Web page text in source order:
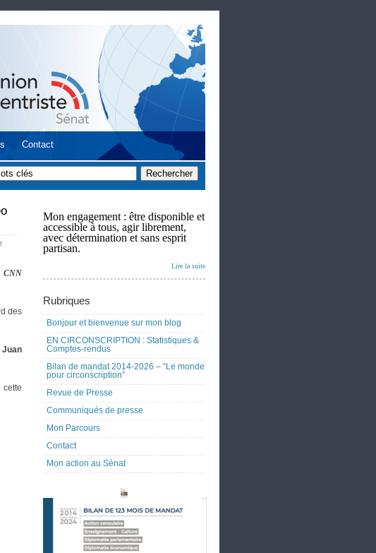
Contact
CNN
des
Juan
cette
Mon engagement : être disponible et
accessible à tous, agir librement,
avec détermination et sans esprit
partisan.
Lire la suite
Rubriques
Bonjour et bienvenue sur mon blog
EN CIRCONSCRIPTION : Statistiques &
Comptes-rendus
Bilan de mandat 2014-2026 – “Le monde
pour circonscription”
Revue de Presse
Communiqués de presse
Mon Parcours
Contact
Mon action au Sénat